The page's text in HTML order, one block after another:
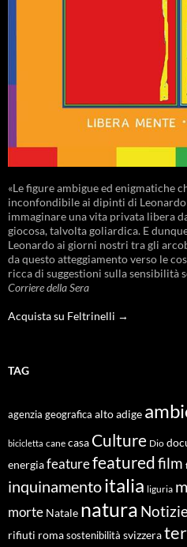
«Le figure ambigue ed enigmatiche
inconfondibile ai dipinti di
immaginare una vita privata libera
giocosa, talvolta goliardica. E
Leonardo ai giorni nostri tra gli
da questo atteggiamento verso le
ricca di suggestioni sulla sensibilità
Corriere della Sera
Acquista su Feltrinelli →
TAG
agenzia geografica alto adige
bicicletta cane casa Culture Dio
energiafeaturefeaturedfilm
inquinamentoitalia liguria
morte Natale natura
rifiuti roma sostenibilità svizzera